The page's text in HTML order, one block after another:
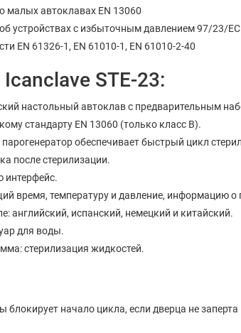
малых автоклавах EN 13060
устройствах с избыточным давлением 97/23/EC
EN 61326-1, EN 61010-1, EN 61010-2-40
STE-23:
настольный автоклав с предварительным
стандарту EN 13060 (только класс B).
обеспечивает быстрый цикл
после стерилизации.
интерфейс.
время, температуру и давление, информацию о
английский, испанский, немецкий и китайский.
для воды.
стерилизация жидкостей.
начало цикла, если дверца не